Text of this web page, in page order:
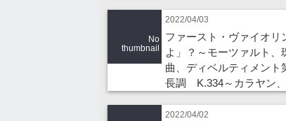
No
thumbnail
2022/04/03
ファースト・ヴァイオリ
よ」？～モーツァルト、
曲、ディベルティメン
長調 K.334～カラヤン
2022/04/02